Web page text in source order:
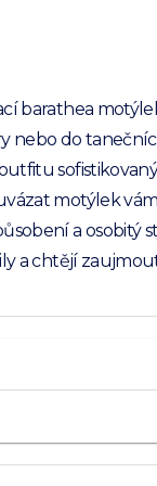
barathea
nebo do
motýlek
a osobitý
a chtějí